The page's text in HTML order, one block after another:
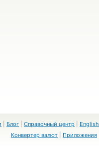
Блог Справочный центр English
Конвертер валют
Приложения